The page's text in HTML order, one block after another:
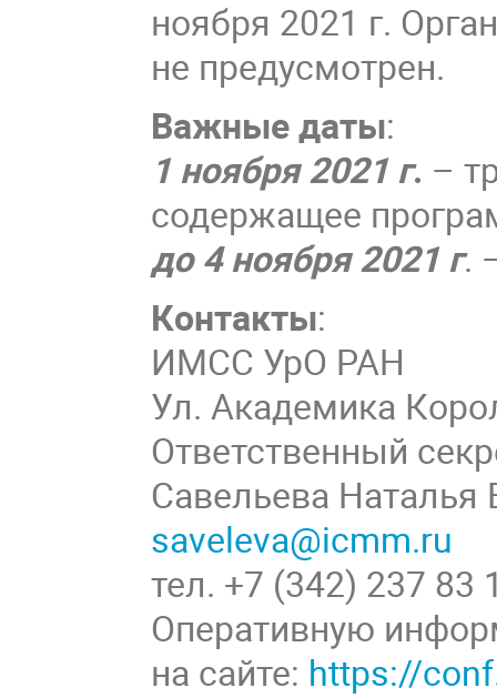
ноября 2021 г.
не предусмотрен.
Важные даты:
1 ноября 2021 г. –
содержащее
до 4 ноября 2021 г.
Контакты:
ИМСС УрО РАН
Ул. Академика
Ответственный
Савельева
saveleva@icmm.ru
тел. +7 (342) 237 83
Оперативную
на сайте: https://